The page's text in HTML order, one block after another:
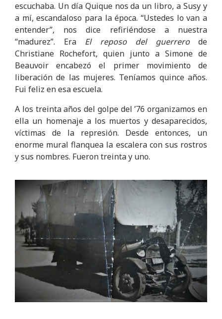
escuchaba. Un día Quique nos da un libro, a Susy y
a mí, escandaloso para la época. “Ustedes lo van a
entender”, nos dice refiriéndose a nuestra
“madurez”. Era El reposo del guerrerode
Christiane Rochefort, quien junto a Simone de
Beauvoir encabezó el primer movimiento de
liberación de las mujeres. Teníamos quince años.
Fui feliz en esa escuela.
A los treinta años del golpe del ’76 organizamos en
ella un homenaje a los muertos y desaparecidos,
víctimas de la represión. Desde entonces, un
enorme mural flanquea la escalera con sus rostros
y sus nombres. Fueron treinta y uno.